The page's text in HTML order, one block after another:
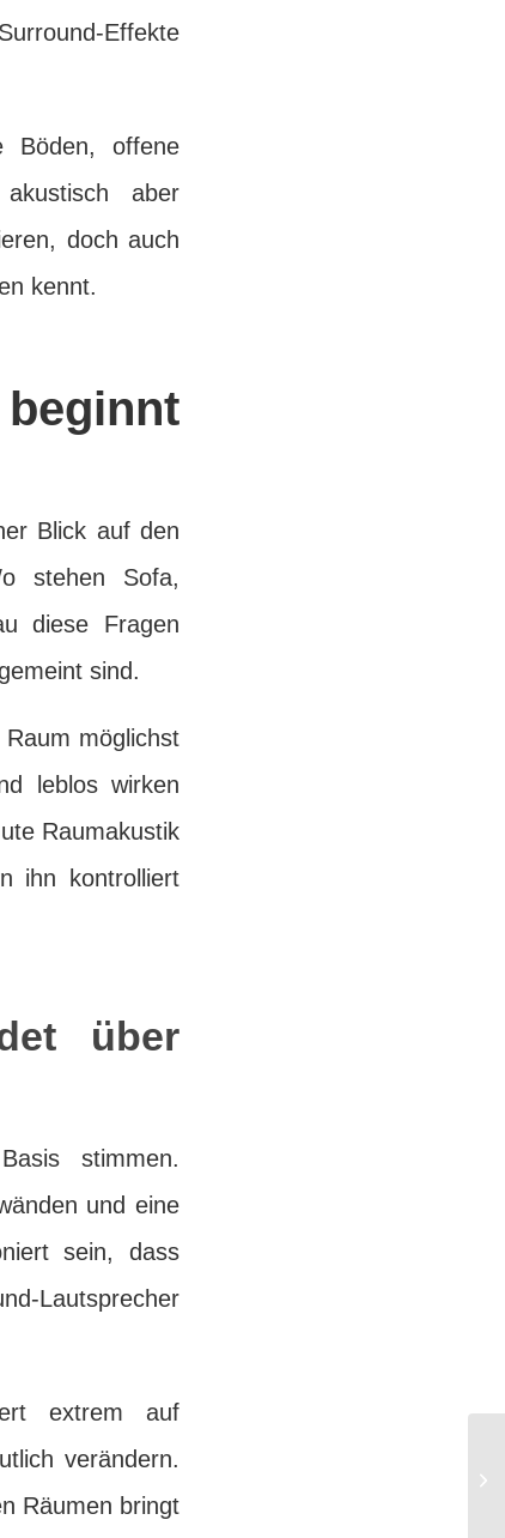
Effekte
Böden, offene
aber
doch auch
kennt.
Blick auf den
stehen Sofa,
diese Fragen
sind.
möglichst
leblos wirken
Raumakustik
ihn kontrolliert
über
stimmen.
und eine
sein, dass
Lautsprecher
extrem auf
verändern.
Räumen bringt